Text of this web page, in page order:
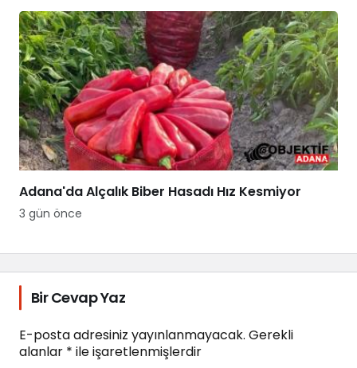
Adana'da Alçalık Biber Hasadı Hız Kesmiyor
3 gün önce
Bir Cevap Yaz
E-posta adresiniz yayınlanmayacak. Gerekli
alanlar * ile işaretlenmişlerdir